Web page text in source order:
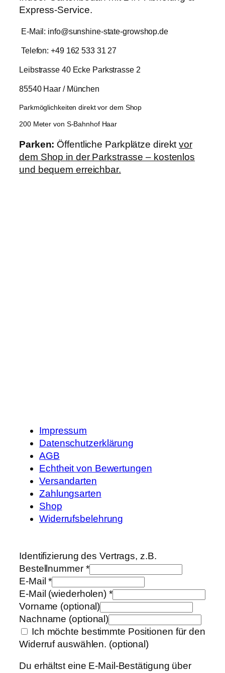
Express-Service.
E-Mail: info@sunshine-state-growshop.de
Telefon: +49 162 533 31 27
Leibstrasse 40 Ecke Parkstrasse 2
85540 Haar / München
Parkmöglichkeiten direkt vor dem Shop
200 Meter von S-Bahnhof Haar
Parken: Öffentliche Parkplätze direktvor
dem Shop in der Parkstrasse – kostenlos
und bequem erreichbar.
Impressum
Datenschutzerklärung
AGB
Echtheit von Bewertungen
Versandarten
Zahlungsarten
Shop
Widerrufsbelehrung
Identifizierung des Vertrags, z.B.
Bestellnummer *
E-Mail*
E-Mail (wiederholen) *
Vorname (optional)
Nachname (optional)
Ich möchte bestimmte Positionen für den
Widerruf auswählen. (optional)
Du erhältst eine E-Mail-Bestätigung über